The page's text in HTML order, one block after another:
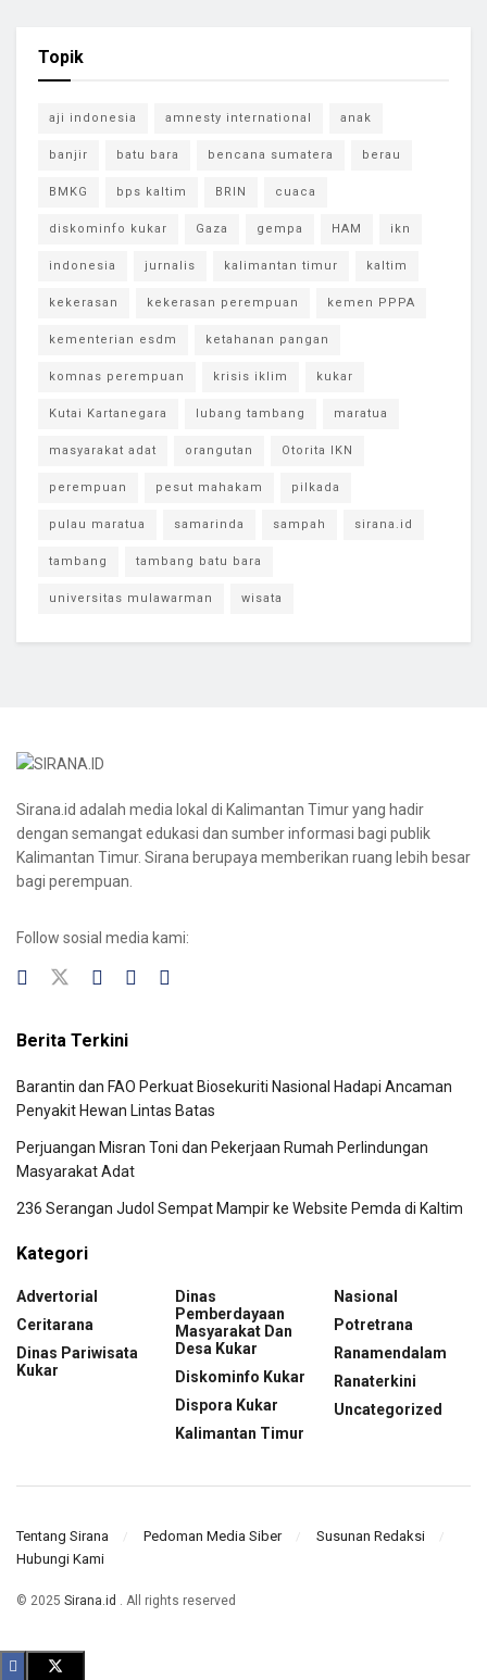
Topik
aji indonesia amnesty international anak
banjir batu bara bencana sumatera berau
BMKG bps kaltim BRIN cuaca
diskominfo kukar Gaza gempa HAM ikn
indonesia jurnalis kalimantan timur kaltim
kekerasan kekerasan perempuan kemen PPPA
kementerian esdm ketahanan pangan
komnas perempuan krisis iklim kukar
Kutai Kartanegara lubang tambang maratua
masyarakat adat orangutan Otorita IKN
perempuan pesut mahakam pilkada
pulau maratua samarinda sampah sirana.id
tambang tambang batu bara
universitas mulawarman wisata
Sirana.id adalah media lokal di Kalimantan Timur yang hadir
dengan semangat edukasi dan sumber informasi bagi publik
Kalimantan Timur. Sirana berupaya memberikan ruang lebih besar
bagi perempuan.
Follow sosial media kami:
Berita Terkini
Barantin dan FAO Perkuat Biosekuriti Nasional Hadapi Ancaman
Penyakit Hewan Lintas Batas
Perjuangan Misran Toni dan Pekerjaan Rumah Perlindungan
Masyarakat Adat
236 Serangan Judol Sempat Mampir ke Website Pemda di Kaltim
Kategori
Advertorial
Ceritarana
Dinas Pariwisata
Kukar
Dinas
Pemberdayaan
Masyarakat Dan
Desa Kukar
Diskominfo Kukar
Dispora Kukar
Kalimantan Timur
Nasional
Potretrana
Ranamendalam
Ranaterkini
Uncategorized
Tentang Sirana Pedoman Media Siber
Susunan Redaksi
Hubungi Kami
© 2025 Sirana.id . All rights reserved